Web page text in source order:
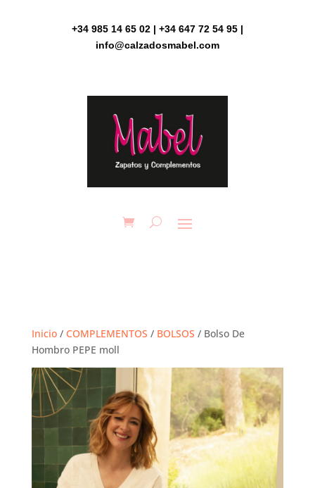
+34 985 14 65 02 | +34 647 72 54 95 |
info@calzadosmabel.com
Inicio/ COMPLEMENTOS / BOLSOS / Bolso De
Hombro PEPE moll